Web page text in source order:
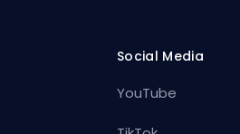
Social Media
YouTube